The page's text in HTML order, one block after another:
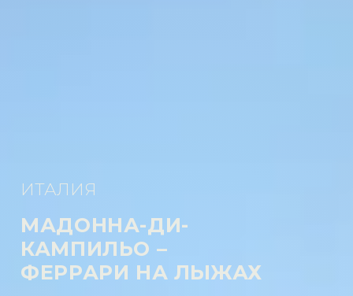
ИТАЛИЯ
МАДОННА-ДИ-
КАМПИЛЬО –
ФЕРРАРИ НА ЛЫЖАХ